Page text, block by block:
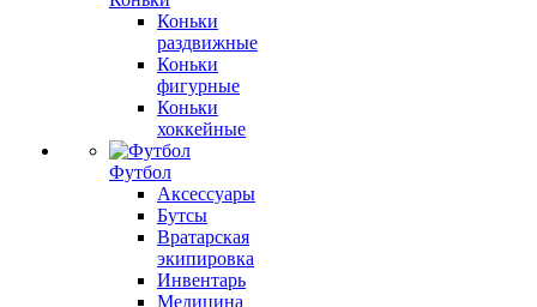
Коньки
раздвижные
Коньки
фигурные
Коньки
хоккейные
Футбол
Аксессуары
Бутсы
Вратарская
экипировка
Инвентарь
Медицина